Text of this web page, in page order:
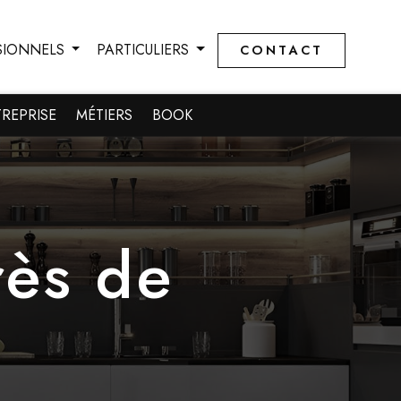
BOOK
PARTICULIERS
MÉTIERS BOOK
CONTACT
de